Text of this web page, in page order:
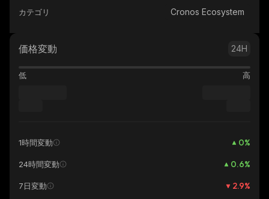
カテゴリ Cronos Ecosystem
価格変動 24H
低 高
1時間変動 0%
24時間変動 0.6%
7日変動 2.9%